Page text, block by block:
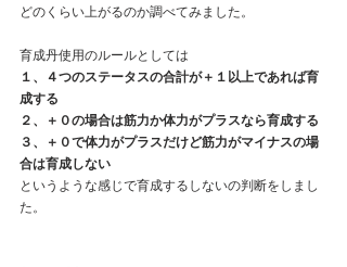
どのくらい上がるのか調べてみました。
育成丹使用のルールとしては
１、４つのステータスの合計が＋１以上であれば育
成する
２、＋０の場合は筋力か体力がプラスなら育成する
３、＋０で体力がプラスだけど筋力がマイナスの場
合は育成しない
というような感じで育成するしないの判断をしまし
た。